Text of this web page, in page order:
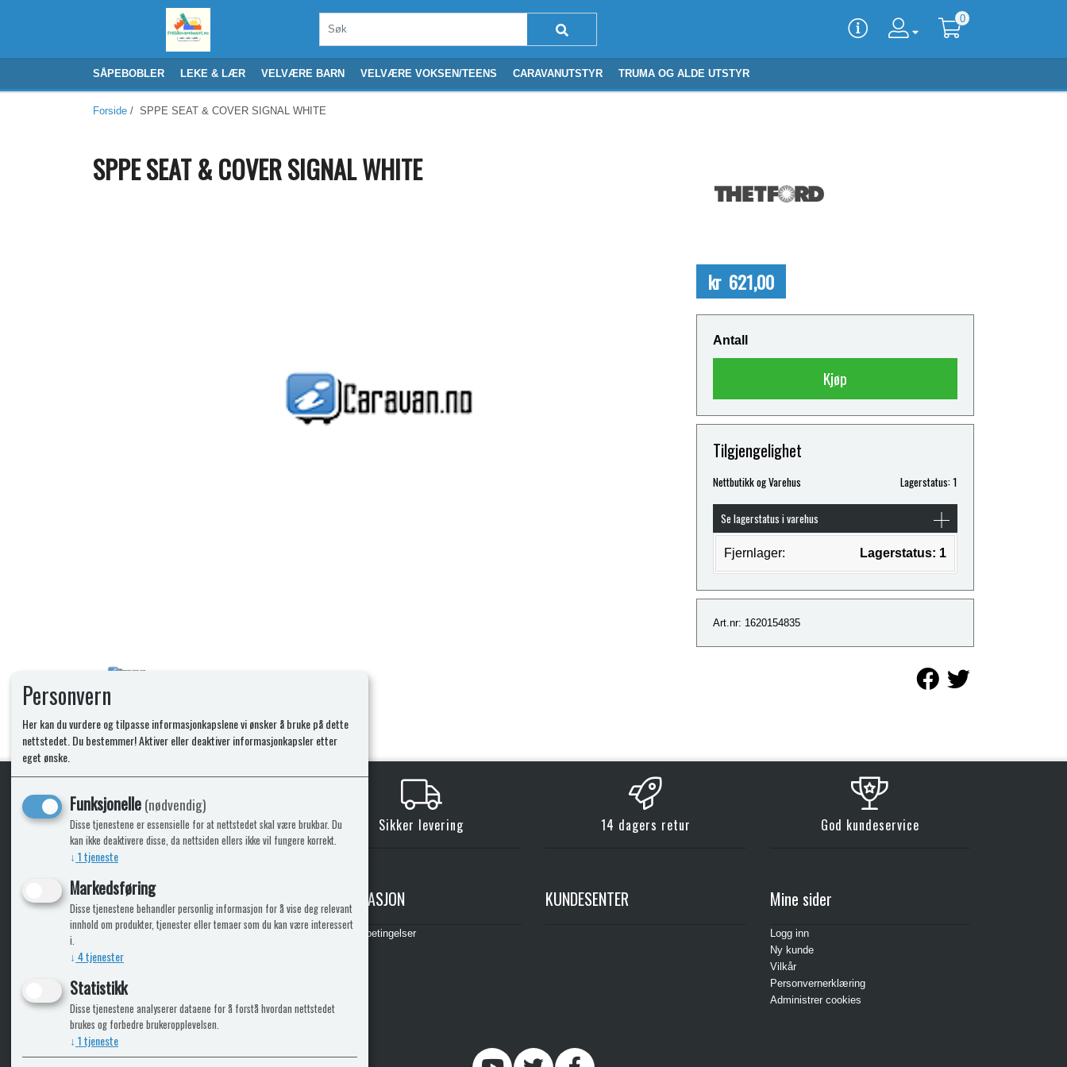
0
SÅPEBOBLER LEKE & LÆR VELVÆRE BARN VELVÆRE VOKSEN/TEENS CARAVANUTSTYR TRUMA OG ALDE UTSTYR
Forside / SPPE SEAT & COVER SIGNAL WHITE
SPPE SEAT & COVER SIGNAL WHITE
kr 621,00
Antall
Kjøp
Tilgjengelighet
Nettbutikk og Varehus Lagerstatus: 1
Se lagerstatus i varehus
Fjernlager: Lagerstatus: 1
Art.nr: 1620154835
KLikk & hent Sikker levering 14 dagers retur God kundeservice
ICARAVANGRUPPEN
Trumadeler.no
Caravan.no
Fritidsvarehuset.no
Bobilkjeden - iCaravan Tromsø
INFORMASJON
Leveringsbetingelser
KUNDESENTER Mine sider
Logg inn
Ny kunde
Vilkår
Personvernerklæring
Administrer cookies
Personvern
Her kan du vurdere og tilpasse informasjonkapslene vi ønsker å bruke på dette
nettstedet. Du bestemmer! Aktiver eller deaktiver informasjonkapsler etter
eget ønske.
Funksjonelle(nødvendig)
Disse tjenestene er essensielle for at nettstedet skal være brukbar. Du
kan ikke deaktivere disse, da nettsiden ellers ikke vil fungere korrekt.
↓ 1tjeneste
Markedsføring
Disse tjenestene behandler personlig informasjon for å vise deg relevant
innhold om produkter, tjenester eller temaer som du kan være interessert
i.
↓ 4tjenester
Statistikk
Disse tjenestene analyserer dataene for å forstå hvordan nettstedet
brukes og forbedre brukeropplevelsen.
↓ 1tjeneste